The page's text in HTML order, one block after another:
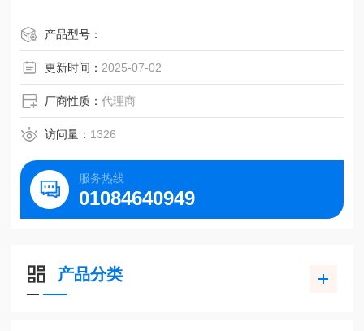
产品型号：
更新时间： 2025-07-02
厂商性质：代理商
访问量： 1326
服务热线
01084640949
产品分类